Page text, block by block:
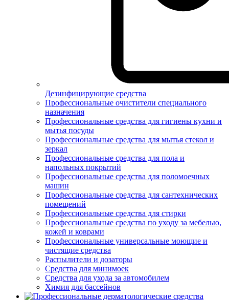
Дезинфицирующие средства
Профессиональные очистители специального
назначения
Профессиональные средства для гигиены кухни и
мытья посуды
Профессиональные средства для мытья стекол и
зеркал
Профессиональные средства для пола и
напольных покрытий
Профессиональные средства для поломоечных
машин
Профессиональные средства для сантехнических
помещений
Профессиональные средства для стирки
Профессиональные средства по уходу за мебелью,
кожей и коврами
Профессиональные универсальные моющие и
чистящие средства
Распылители и дозаторы
Средства для минимоек
Средства для ухода за автомобилем
Химия для бассейнов